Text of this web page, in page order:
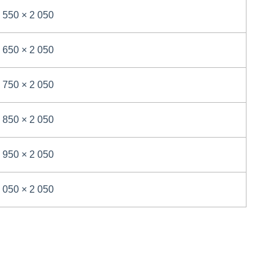
550 × 2 050
650 × 2 050
750 × 2 050
850 × 2 050
950 × 2 050
050 × 2 050